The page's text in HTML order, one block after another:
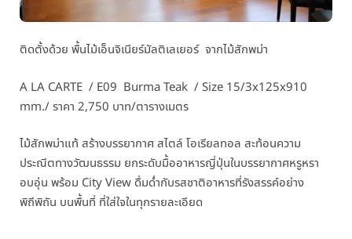
ติดตั้งด้วย พื้นไม้เอ็นจิเนียร์มัลติเลเยอร์จากไม้สักพม่า
A LA CARTE / E09 Burma Teak / Size 15/3x125x910
mm./ ราคา 2,750 บาท/ตารางเมตร
ไม้สักพม่าแท้ สร้างบรรยากาศ สไตล์ โอเรียลทอล สะท้อนความ
ประณีตทางวัฒนธรรม ยกระดับมื้ออาหารญี่ปุ่นในบรรยากาศหรูหรา
อบอุ่น พร้อม City View ดื่มด่ำกับรสชาติอาหารที่รังสรรค์อย่าง
พิถีพิถัน บนพื้นที่ ที่ใส่ใจในทุกรายละเอียด